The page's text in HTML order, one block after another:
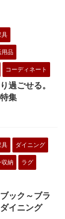
具
用品
コーディネート
過ごせる。
集
具 ダイニング
収納 ラグ
ック～ブラ
イニング